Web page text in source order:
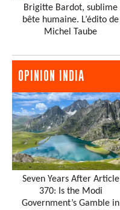
Brigitte Bardot, sublime
bête humaine. L’édito de
Michel Taube
OPINION INDIA
Seven Years After Article
370: Is the Modi
Government’s Gamble in